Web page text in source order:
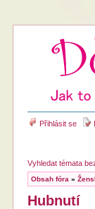
Přihlásit se
Vyhledat témata
Obsah fóra »
Hubnutí